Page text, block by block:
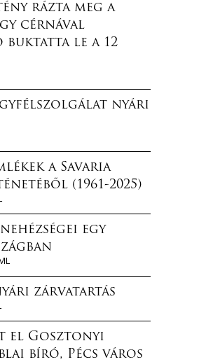
rázta meg a
cérnával
le a 12
nyári
a Savaria
(1961-2025)
egy
zárvatartás
el Gosztonyi
bíró, Pécs város